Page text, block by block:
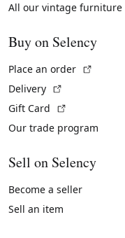
All our vintage furniture
Buy on Selency
Place an order
Delivery
Gift Card
Our trade program
Sell on Selency
Become a seller
Sell an item